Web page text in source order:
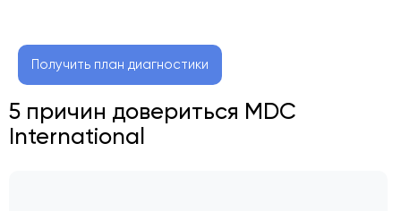
Получить план диагностики
5 причин довериться MDC
International